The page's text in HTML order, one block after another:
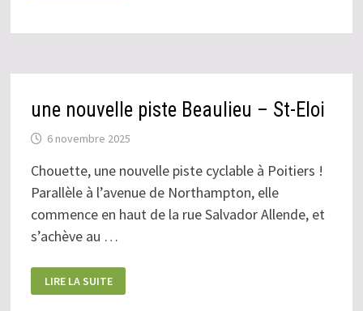
BESOIN
une nouvelle piste Beaulieu – St-Eloi
6 novembre 2025
Chouette, une nouvelle piste cyclable à Poitiers !
Parallèle à l’avenue de Northampton, elle
commence en haut de la rue Salvador Allende, et
s’achève au …
NOUVELLE
PISTE
LIRE LA SUITE